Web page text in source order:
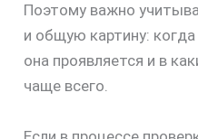
Поэтому важно
и общую картину:
она проявляется и в
чаще всего.